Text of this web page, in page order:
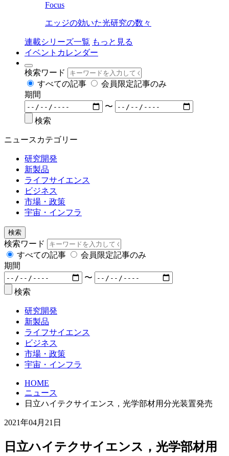
Focus
エッジの効いた光研究の数々
連載シリーズ一覧 もっと見る
イベントカレンダー
検索ワード
すべての記事
会員限定記事のみ
期間
〜
検索
ニュースカテゴリー
研究開発
新製品
ライフサイエンス
ビジネス
市場・政策
宇宙・インフラ
検索
検索ワード
すべての記事
会員限定記事のみ
期間
〜
検索
研究開発
新製品
ライフサイエンス
ビジネス
市場・政策
宇宙・インフラ
HOME
ニュース
日立ハイテクサイエンス，光学部材用分光装置発売
2021年04月21日
日立ハイテクサイエンス，光学部材用